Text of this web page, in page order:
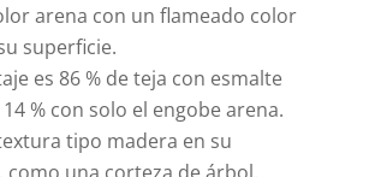
arena con un flameado color
superficie.
es 86 % de teja con esmalte
% con solo el engobe arena.
tipo madera en su